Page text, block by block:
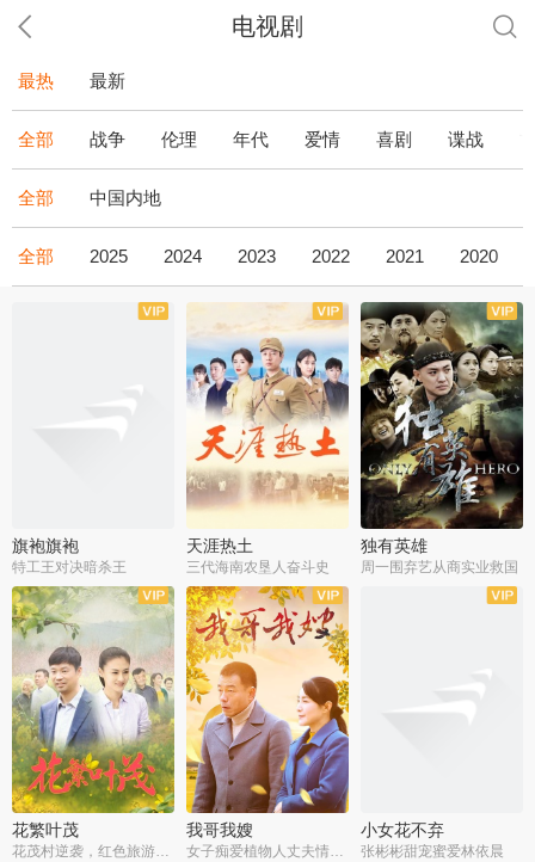
电视剧
最热 最新
全部 战争 伦理 年代 爱情 喜剧 谍战
全部 中国内地
全部 2025 2024 2023 2022 2021 2020
旗袍旗袍
特工王对决暗杀王
全36集
天涯热土
三代海南农垦人奋斗史
全34集
独有英雄
周一围弃艺从商实业救国
全34集
花繁叶茂
花茂村逆袭，红色旅游出圈
全50集
我哥我嫂
女子痴爱植物人丈夫情定一生
小女花不弃
张彬彬甜宠蜜爱林依晨